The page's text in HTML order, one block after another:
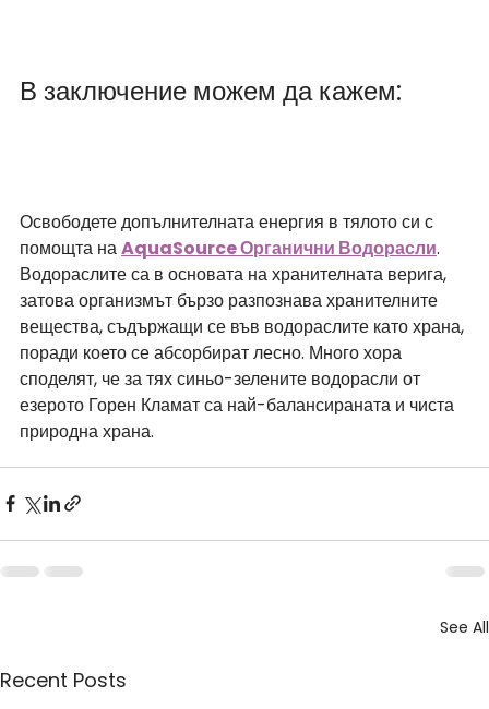
В заключение можем да кажем:
Освободете допълнителната енергия в тялото си с
помощта на AquaSource Органични Водорасли.
Водораслите са в основата на хранителната верига,
затова организмът бързо разпознава хранителните
вещества, съдържащи се във водораслите като храна,
поради което се абсорбират лесно. Много хора
споделят, че за тях синьо-зелените водорасли от
езерото Горен Кламат са най-балансираната и чиста
природна храна.
Recent Posts
See All